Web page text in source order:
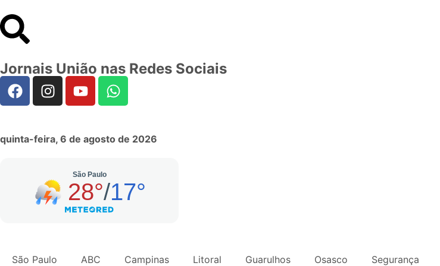
Jornais União nas Redes Sociais
quinta-feira, 6 de agosto de 2026
São Paulo ABC Campinas Litoral Guarulhos Osasco Segurança